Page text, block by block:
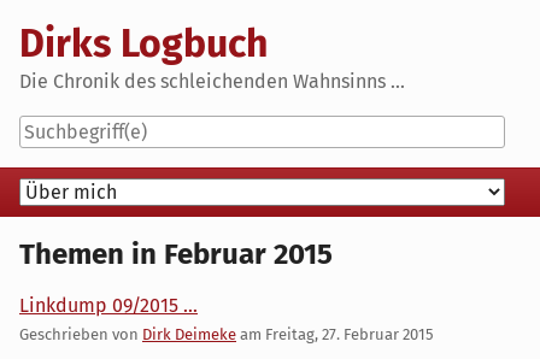
content
Dirks Logbuch
Die Chronik des schleichenden Wahnsinns ...
Navigation
Themen in Februar 2015
Linkdump 09/2015 ...
Geschrieben von Dirk Deimeke am Freitag, 27. Februar 2015